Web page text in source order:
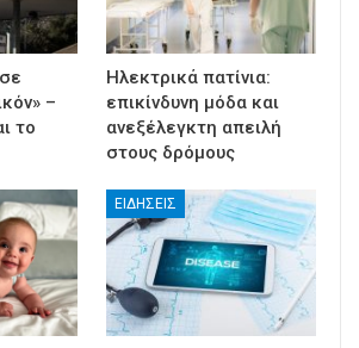
–
το
Ηλεκτρικά πατίνια:
επικίνδυνη μόδα και
ανεξέλεγκτη απειλή
στους δρόμους
ΕΙΔΉΣΕΙΣ